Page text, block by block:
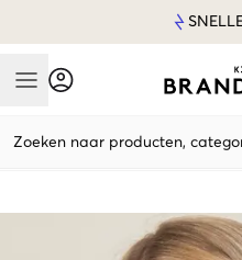
Mobile Menu
Zoeken naar producten,